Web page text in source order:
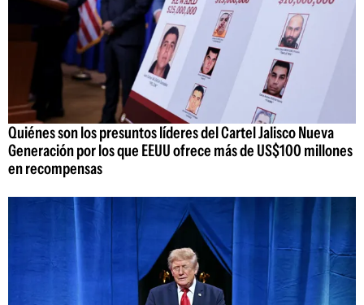
Quiénes son los presuntos líderes del Cartel Jalisco Nueva
Generación por los que EEUU ofrece más de US$100 millones
en recompensas